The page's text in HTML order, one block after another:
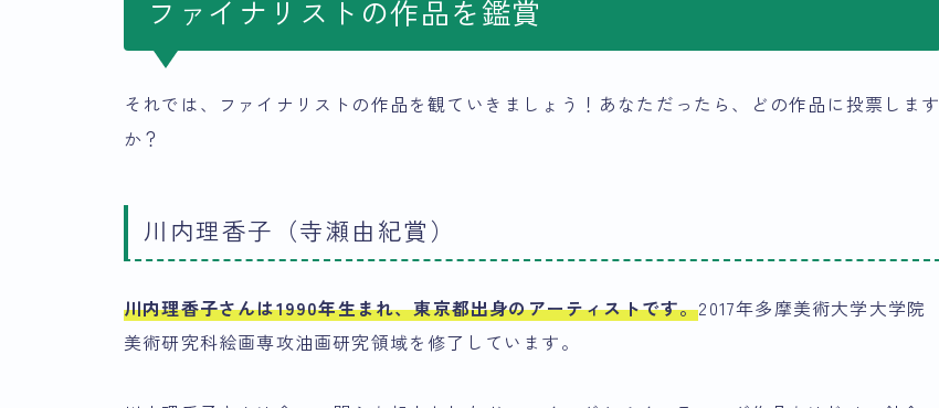
ファイナリストの作品を鑑賞
それでは、ファイナリストの作品を観ていきましょう！あなただったら、どの作品に投票します
か？
川内理香子（寺瀬由紀賞）
川内理香子さんは1990年生まれ、東京都出身のアーティストです。2017年多摩美術大学大学院
美術研究科絵画専攻油画研究領域を修了しています。